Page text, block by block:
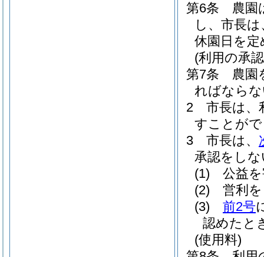
第6条
農園
し、市長
休園日を
(利用の承
第7条
農園
ればなら
2
市長は、
すことが
3
市長は、
承認をし
(1)
公益
(2)
営利
(3)
前2号
認めたと
(使用料)